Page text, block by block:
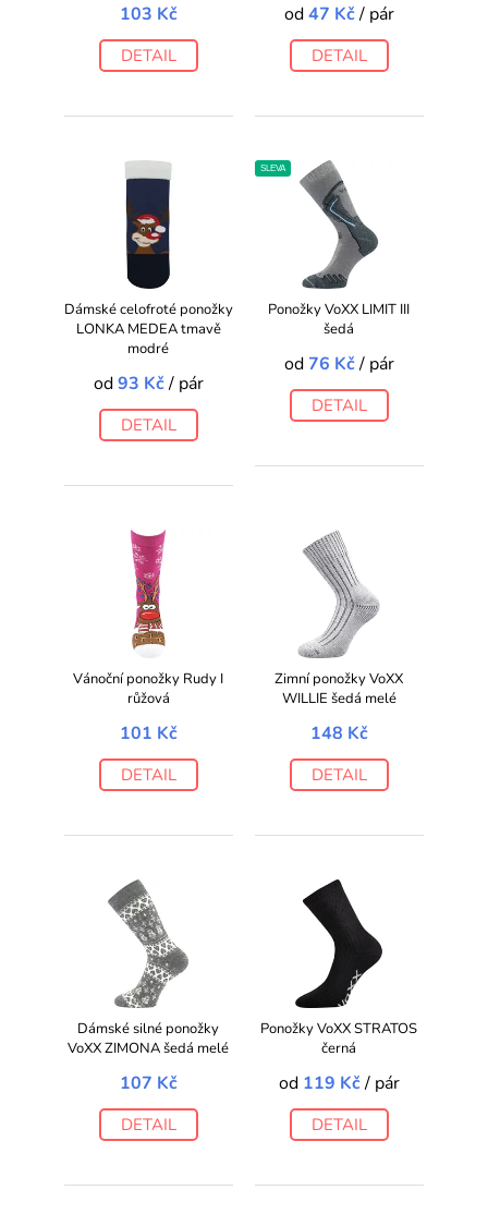
103 Kč
DETAIL
od47 Kč/ pár
DETAIL
Dámské celofroté ponožky
LONKA MEDEA tmavě
modré
od93 Kč/ pár
DETAIL
SLEVA
Ponožky VoXX LIMIT III
šedá
od76 Kč/ pár
DETAIL
Vánoční ponožky Rudy I
růžová
101 Kč
DETAIL
Zimní ponožky VoXX
WILLIE šedá melé
148 Kč
DETAIL
Dámské silné ponožky
VoXX ZIMONA šedá melé
107 Kč
DETAIL
Ponožky VoXX STRATOS
černá
od 119 Kč/ pár
DETAIL